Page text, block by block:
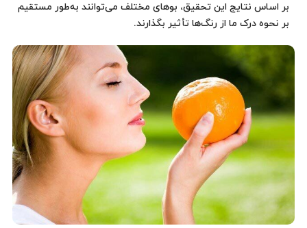
بر اساس نتایج این تحقیق، بوهای مختلف می‌توانند به‌طور مستقیم
بر نحوه درک ما از رنگ‌ها تأثیر بگذارند.